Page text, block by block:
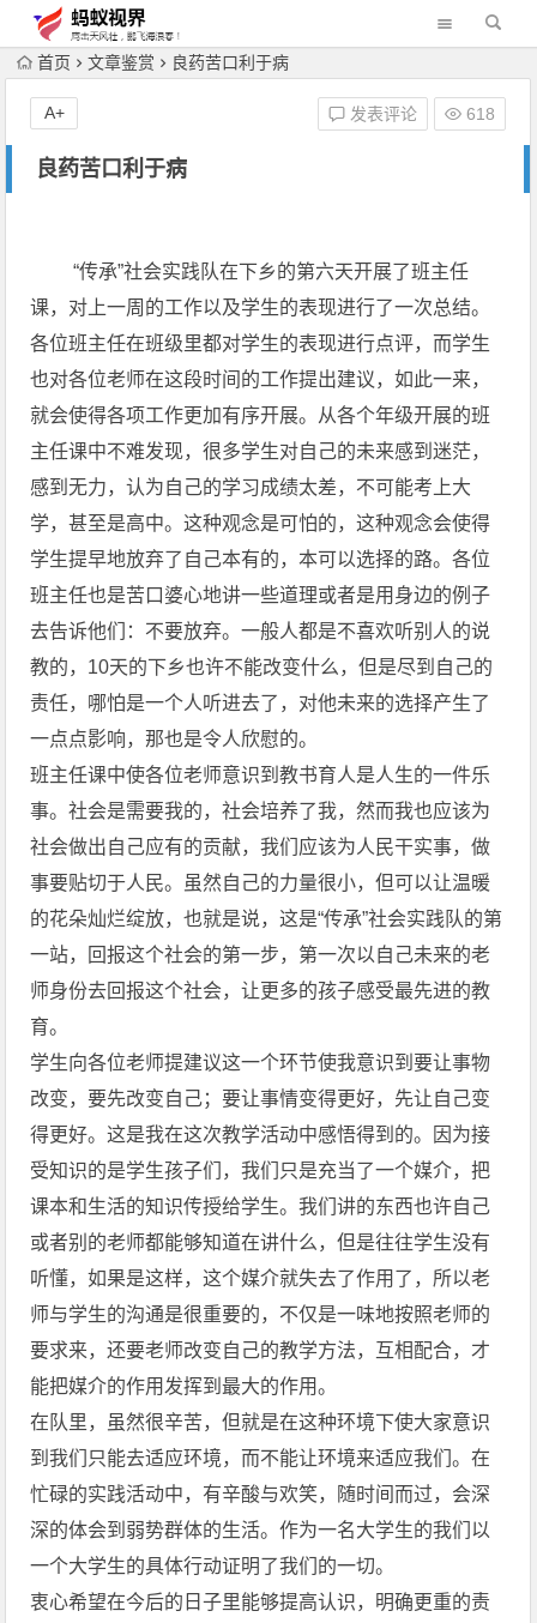
首页 文章鉴赏 良药苦口利于病
良药苦口利于病
发表评论 618
A+
“传承”社会实践队在下乡的第六天开展了班主任
课，对上一周的工作以及学生的表现进行了一次总结。
各位班主任在班级里都对学生的表现进行点评，而学生
也对各位老师在这段时间的工作提出建议，如此一来，
就会使得各项工作更加有序开展。从各个年级开展的班
主任课中不难发现，很多学生对自己的未来感到迷茫，
感到无力，认为自己的学习成绩太差，不可能考上大
学，甚至是高中。这种观念是可怕的，这种观念会使得
学生提早地放弃了自己本有的，本可以选择的路。各位
班主任也是苦口婆心地讲一些道理或者是用身边的例子
去告诉他们：不要放弃。一般人都是不喜欢听别人的说
教的，10天的下乡也许不能改变什么，但是尽到自己的
责任，哪怕是一个人听进去了，对他未来的选择产生了
一点点影响，那也是令人欣慰的。
班主任课中使各位老师意识到教书育人是人生的一件乐
事。社会是需要我的，社会培养了我，然而我也应该为
社会做出自己应有的贡献，我们应该为人民干实事，做
事要贴切于人民。虽然自己的力量很小，但可以让温暖
的花朵灿烂绽放，也就是说，这是“传承”社会实践队的第
一站，回报这个社会的第一步，第一次以自己未来的老
师身份去回报这个社会，让更多的孩子感受最先进的教
育。
学生向各位老师提建议这一个环节使我意识到要让事物
改变，要先改变自己；要让事情变得更好，先让自己变
得更好。这是我在这次教学活动中感悟得到的。因为接
受知识的是学生孩子们，我们只是充当了一个媒介，把
课本和生活的知识传授给学生。我们讲的东西也许自己
或者别的老师都能够知道在讲什么，但是往往学生没有
听懂，如果是这样，这个媒介就失去了作用了，所以老
师与学生的沟通是很重要的，不仅是一味地按照老师的
要求来，还要老师改变自己的教学方法，互相配合，才
能把媒介的作用发挥到最大的作用。
在队里，虽然很辛苦，但就是在这种环境下使大家意识
到我们只能去适应环境，而不能让环境来适应我们。在
忙碌的实践活动中，有辛酸与欢笑，随时间而过，会深
深的体会到弱势群体的生活。作为一名大学生的我们以
一个大学生的具体行动证明了我们的一切。
衷心希望在今后的日子里能够提高认识，明确更重的责